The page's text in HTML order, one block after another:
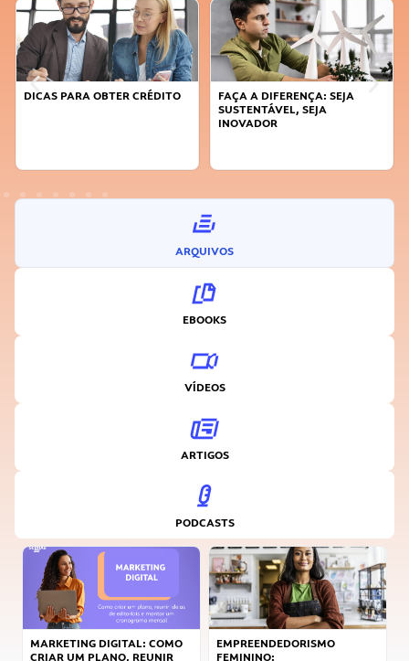
DICAS PARA OBTER CRÉDITO
FAÇA A DIFERENÇA: SEJA
SUSTENTÁVEL, SEJA
INOVADOR
ARQUIVOS
EBOOKS
VÍDEOS
ARTIGOS
PODCASTS
MARKETING DIGITAL: COMO
CRIAR UM PLANO, REUNIR
EMPREENDEDORISMO
FEMININO: